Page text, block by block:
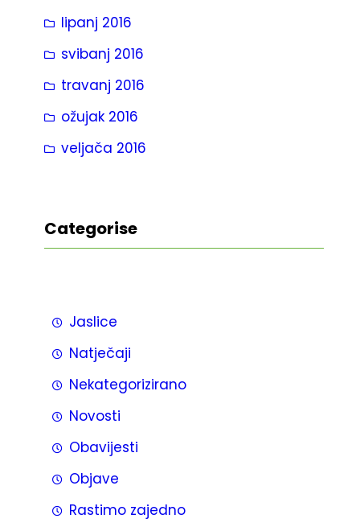
lipanj 2016
svibanj 2016
travanj 2016
ožujak 2016
veljača 2016
Categorise
Jaslice
Natječaji
Nekategorizirano
Novosti
Obavijesti
Objave
Rastimo zajedno